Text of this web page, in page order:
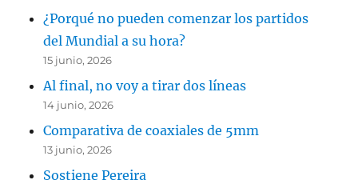
¿Porqué no pueden comenzar los partidos
del Mundial a su hora?
15 junio, 2026
Al final, no voy a tirar dos líneas
14 junio, 2026
Comparativa de coaxiales de 5mm
13 junio, 2026
Sostiene Pereira